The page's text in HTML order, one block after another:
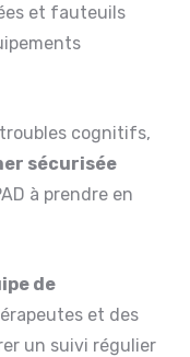
et fauteuils
cognitifs,
sécurisée
à prendre en
de
et des
un suivi régulier